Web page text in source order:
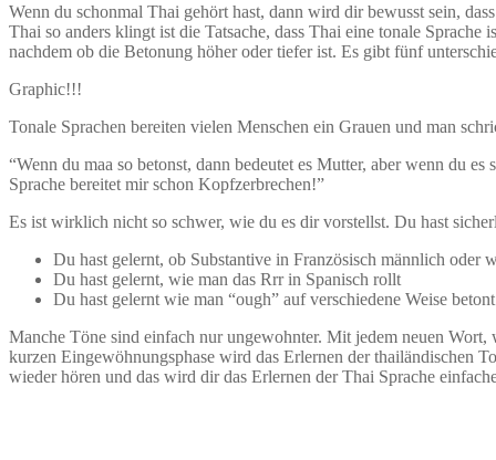
Wenn du schonmal Thai gehört hast, dann wird dir bewusst sein,
Thai so anders klingt ist die Tatsache, dass Thai eine tonale
nachdem ob die Betonung höher oder tiefer ist. Es gibt fünf
Graphic!!!
Tonale Sprachen bereiten vielen Menschen ein Grauen und man
“Wenn du maa so betonst, dann bedeutet es Mutter, aber wenn du
Sprache bereitet mir schon Kopfzerbrechen!”
Es ist wirklich nicht so schwer, wie du es dir vorstellst. Du hast
Du hast gelernt, ob Substantive in Französisch männlich oder
Du hast gelernt, wie man das Rrr in Spanisch rollt
Du hast gelernt wie man “ough” auf verschiedene Weise
Manche Töne sind einfach nur ungewohnter. Mit jedem neuen
kurzen Eingewöhnungsphase wird das Erlernen der thailändischen
wieder hören und das wird dir das Erlernen der Thai Sprache